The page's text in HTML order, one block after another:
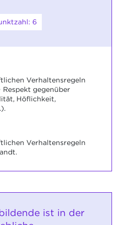
6
Verhaltensregeln
Respekt gegenüber
Höflichkeit,
Verhaltensregeln
ist in der